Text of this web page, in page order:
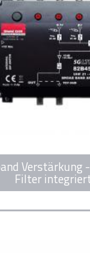
Verstärkung
Filter